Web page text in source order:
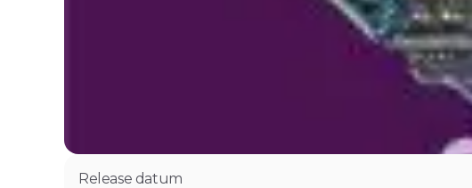
Release datum